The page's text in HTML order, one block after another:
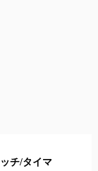
チ/タイマ